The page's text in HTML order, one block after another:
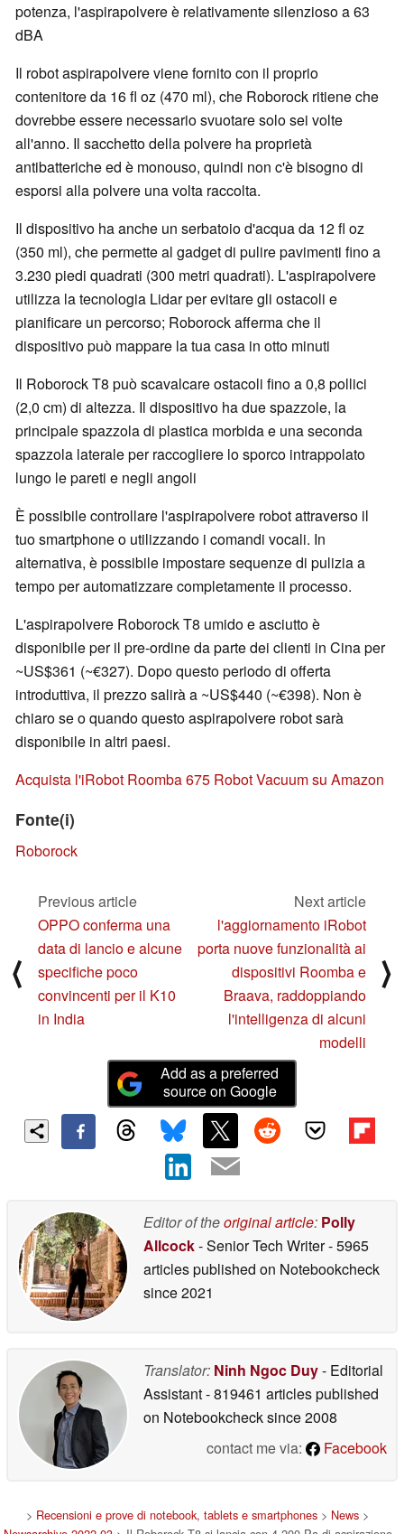
potenza, l'aspirapolvere è relativamente silenzioso a 63
dBA
Il robot aspirapolvere viene fornito con il proprio
contenitore da 16 fl oz (470 ml), che Roborock ritiene che
dovrebbe essere necessario svuotare solo sei volte
all'anno. Il sacchetto della polvere ha proprietà
antibatteriche ed è monouso, quindi non c'è bisogno di
esporsi alla polvere una volta raccolta.
Il dispositivo ha anche un serbatoio d'acqua da 12 fl oz
(350 ml), che permette al gadget di pulire pavimenti fino a
3.230 piedi quadrati (300 metri quadrati). L'aspirapolvere
utilizza la tecnologia Lidar per evitare gli ostacoli e
pianificare un percorso; Roborock afferma che il
dispositivo può mappare la tua casa in otto minuti
Il Roborock T8 può scavalcare ostacoli fino a 0,8 pollici
(2,0 cm) di altezza. Il dispositivo ha due spazzole, la
principale spazzola di plastica morbida e una seconda
spazzola laterale per raccogliere lo sporco intrappolato
lungo le pareti e negli angoli
È possibile controllare l'aspirapolvere robot attraverso il
tuo smartphone o utilizzando i comandi vocali. In
alternativa, è possibile impostare sequenze di pulizia a
tempo per automatizzare completamente il processo.
L'aspirapolvere Roborock T8 umido e asciutto è
disponibile per il pre-ordine da parte dei clienti in Cina per
~US$361 (~€327). Dopo questo periodo di offerta
introduttiva, il prezzo salirà a ~US$440 (~€398). Non è
chiaro se o quando questo aspirapolvere robot sarà
disponibile in altri paesi.
Acquista l'iRobot Roomba 675 Robot Vacuum su Amazon
Fonte(i)
Roborock
⟨
Previous article
OPPO conferma una
data di lancio e alcune
specifiche poco
convincenti per il K10
in India
Next article
l'aggiornamento iRobot
porta nuove funzionalità ai
dispositivi Roomba e
Braava, raddoppiando
l'intelligenza di alcuni
modelli
⟩
Add as a preferred
source on Google
Editor of theoriginal article: Polly
Allcock- Senior Tech Writer- 5965
articles published on Notebookcheck
since 2021
Translator: Ninh Ngoc Duy- Editorial
Assistant- 819461 articles published
on Notebookchecksince 2008
contact me via:
Facebook
> Recensioni e prove di notebook, tablets e smartphones > News >